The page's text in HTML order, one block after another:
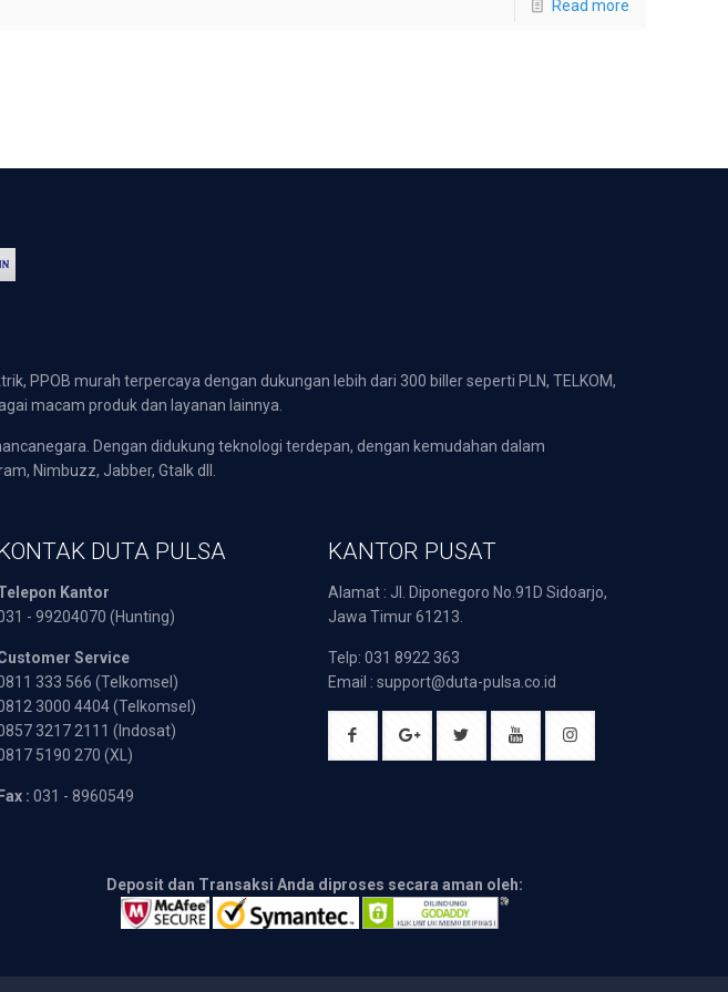
Read more
PPOB murah terpercaya dengan dukungan lebih dari 300 biller seperti PLN, TELKOM,
macam produk dan layanan lainnya.
Dengan didukung teknologi terdepan, dengan kemudahan dalam
Nimbuzz, Jabber, Gtalk dll.
DUTA PULSA
Kantor
- 99204070 (Hunting)
Service
333 566 (Telkomsel)
3000 4404 (Telkomsel)
3217 2111 (Indosat)
5190 270 (XL)
Fax : 031 - 8960549
KANTOR PUSAT
Alamat : Jl. Diponegoro No.91D Sidoarjo,
Jawa Timur 61213.
Telp: 031 8922 363
Email : support@duta-pulsa.co.id
Deposit dan Transaksi Anda diproses secara aman oleh: